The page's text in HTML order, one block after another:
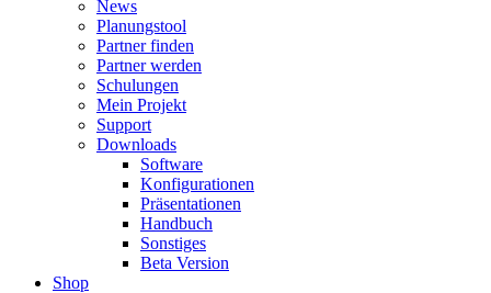
News
Planungstool
Partner finden
Partner werden
Schulungen
Mein Projekt
Support
Downloads
Software
Konfigurationen
Präsentationen
Handbuch
Sonstiges
Beta Version
Shop